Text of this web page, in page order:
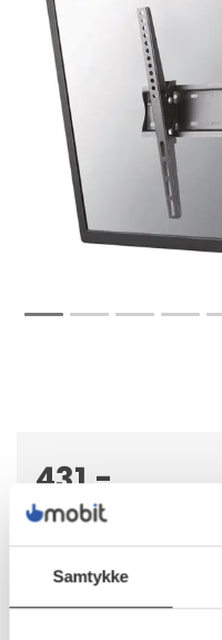
Samtykke
431,-
Eks mva
LEGG I